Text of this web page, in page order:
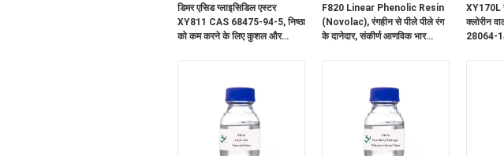
डिमर एसिड ग्लाइसिडिल एस्टर
XY811 CAS 68475-94-5, निष्ठा
को कम करने के लिए कुशल और
F820 Linear Phenolic Resin
(Novolac), रंगहीन से पीले पीले रंग
के दानेदार, संकीर्ण आणविक भार
XY170L
क्लोरीन
28064-